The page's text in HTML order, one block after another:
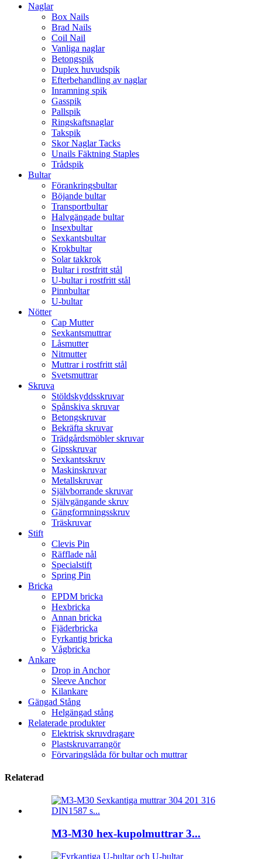
Naglar
Box Nails
Brad Nails
Coil Nail
Vanliga naglar
Betongspik
Duplex huvudspik
Efterbehandling av naglar
Inramning spik
Gasspik
Pallspik
Ringskaftsnaglar
Takspik
Skor Naglar Tacks
Unails Fäktning Staples
Trådspik
Bultar
Förankringsbultar
Böjande bultar
Transportbultar
Halvgängade bultar
Insexbultar
Sexkantsbultar
Krokbultar
Solar takkrok
Bultar i rostfritt stål
U-bultar i rostfritt stål
Pinnbultar
U-bultar
Nötter
Cap Mutter
Sexkantsmuttrar
Låsmutter
Nitmutter
Muttrar i rostfritt stål
Svetsmuttrar
Skruva
Stöldskyddsskruvar
Spånskiva skruvar
Betongskruvar
Bekräfta skruvar
Trädgårdsmöbler skruvar
Gipsskruvar
Sexkantsskruv
Maskinskruvar
Metallskruvar
Självborrande skruvar
Självgängande skruv
Gängformningsskruv
Träskruvar
Stift
Clevis Pin
Räfflade nål
Specialstift
Spring Pin
Bricka
EPDM bricka
Hexbricka
Annan bricka
Fjäderbricka
Fyrkantig bricka
Vågbricka
Ankare
Drop in Anchor
Sleeve Anchor
Kilankare
Gängad Stång
Helgängad stång
Relaterade produkter
Elektrisk skruvdragare
Plastskruvarrangör
Förvaringslåda för bultar och muttrar
Relaterad
M3-M30 hex-kupolmuttrar 3...